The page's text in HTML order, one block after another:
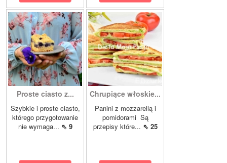
Proste ciasto z...
Szybkie i proste ciasto,
którego przygotowanie
nie wymaga... ⇖ 9
Chrupiące włoskie...
Panini z mozzarellą i
pomidorami Są
przepisy które... ⇖ 25